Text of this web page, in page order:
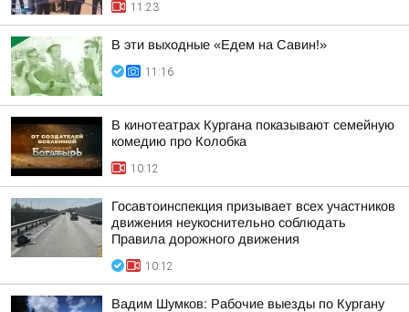
11:23
В эти выходные «Едем на Савин!»
11:16
В кинотеатрах Кургана показывают семейную
комедию про Колобка
10:12
Госавтоинспекция призывает всех участников
движения неукоснительно соблюдать
Правила дорожного движения
10:12
Вадим Шумков: Рабочие выезды по Кургану